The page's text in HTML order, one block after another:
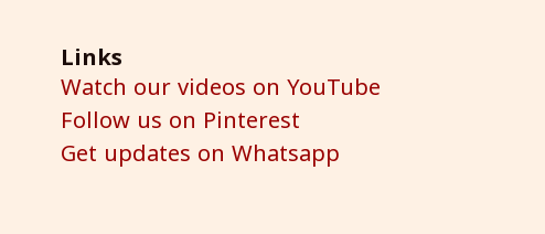
Links
Watch our videos on YouTube
Follow us on Pinterest
Get updates on Whatsapp